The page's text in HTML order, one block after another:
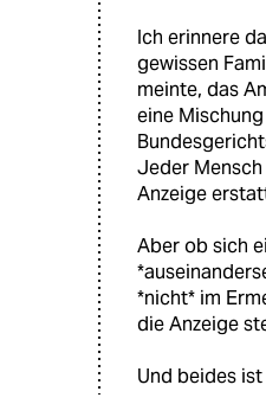
Ich erinnere
gewissen
meinte, das
eine
Jeder
Anzeige
Aber ob sich
*nicht* im
die Anzeige
Und beides